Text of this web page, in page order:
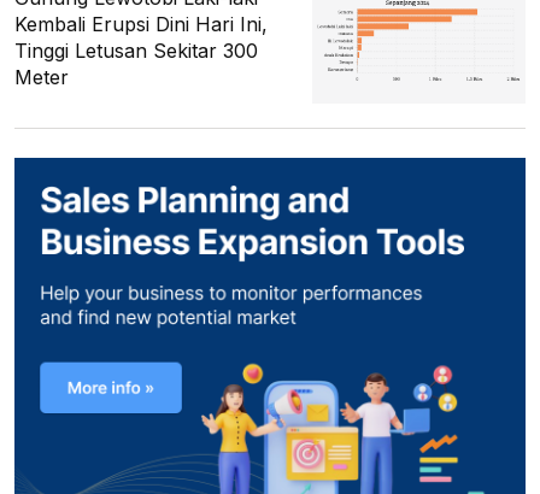
Kembali Erupsi Dini Hari Ini,
Tinggi Letusan Sekitar 300
Meter